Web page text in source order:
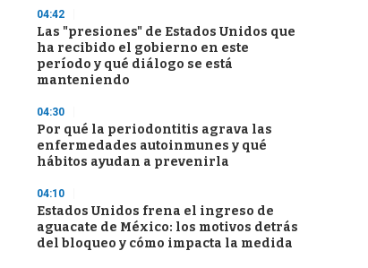
04:42
Las "presiones" de Estados Unidos que
ha recibido el gobierno en este
período y qué diálogo se está
manteniendo
04:30
Por qué la periodontitis agrava las
enfermedades autoinmunes y qué
hábitos ayudan a prevenirla
04:10
Estados Unidos frena el ingreso de
aguacate de México: los motivos detrás
del bloqueo y cómo impacta la medida